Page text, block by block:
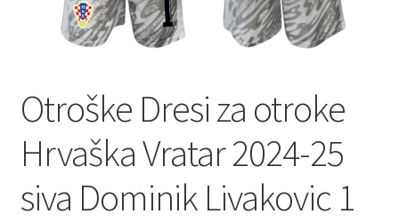
Otroške Dresi za otroke
Hrvaška Vratar 2024-25
siva Dominik Livakovic 1